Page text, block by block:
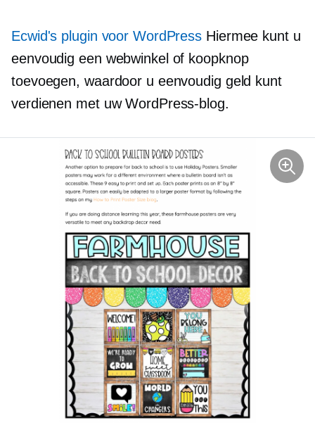
Ecwid's plugin voor WordPress Hiermee kunt u
eenvoudig een webwinkel of koopknop
toevoegen, waardoor u eenvoudig geld kunt
verdienen met uw WordPress-blog.